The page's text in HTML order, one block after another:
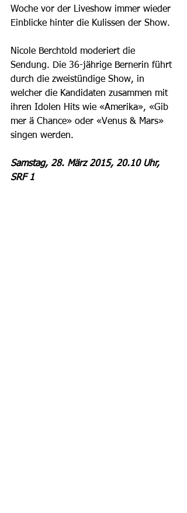
Woche vor der Liveshow immer wieder
Einblicke hinter die Kulissen der Show.
Nicole Berchtold moderiert die
Sendung. Die 36-jährige Bernerin führt
durch die zweistündige Show, in
welcher die Kandidaten zusammen mit
ihren Idolen Hits wie «Amerika», «Gib
mer ä Chance» oder «Venus & Mars»
singen werden.
Samstag, 28. März 2015, 20.10 Uhr,
SRF 1